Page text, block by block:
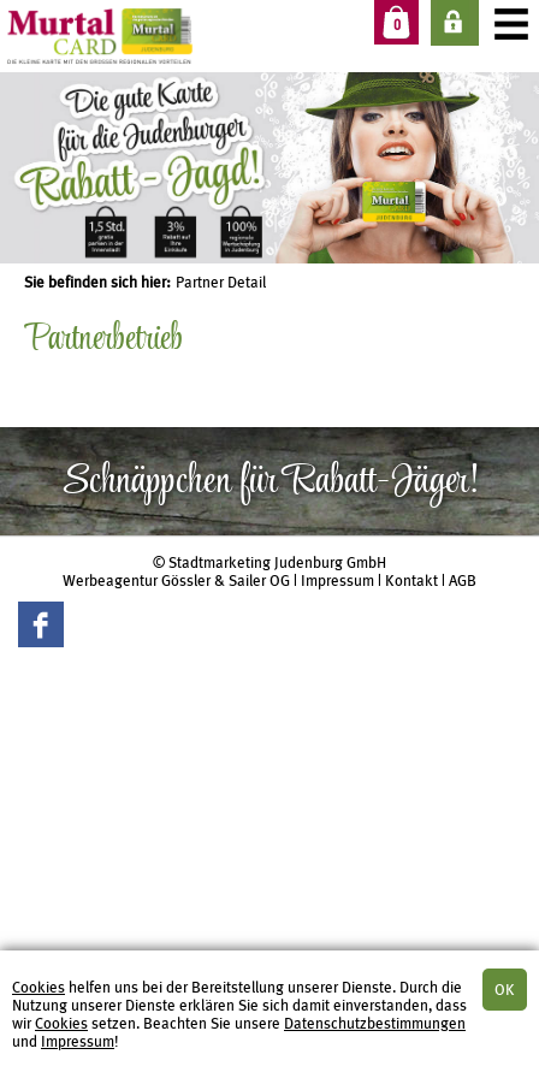
Cookies helfen uns bei der Bereitstellung unserer Dienste. Durch die
Nutzung unserer Dienste erklären Sie sich damit einverstanden, dass
wirCookies setzen. Beachten Sie unsere Datenschutzbestimmungen
und Impressum!
0
Sie befinden sich hier: Partner Detail
Partnerbetrieb
Schnäppchen für Rabatt-Jäger!
© Stadtmarketing Judenburg GmbH
Werbeagentur Gössler & Sailer OG
Impressum Kontakt AGB